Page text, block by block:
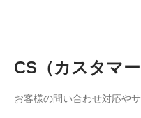
CS（カスタマ
お客様の問い合わせ対応や